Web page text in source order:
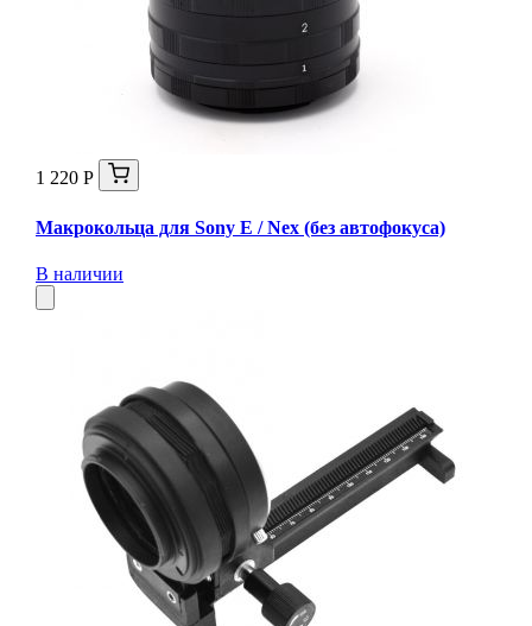
1 220 Р
Макрокольца для Sony E / Nex (без автофокуса)
В наличии